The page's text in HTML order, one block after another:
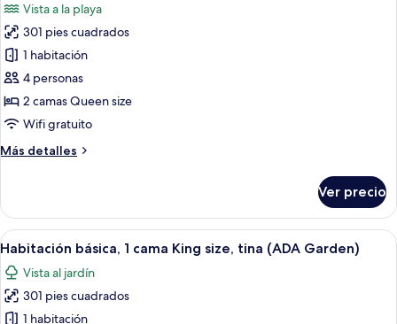
Garden,
with
Shower)
fotos
de
Habitación
básica,
2
camas
size,
Bay
Front)
Vista a la playa
301 pies cuadrados
1 habitación
4 personas
2 camas Queen size
Wifi gratuito
Más detalles
Más
básica,
camas
Queen
size,
tina
(ADA
Ver precio
Abrir
todas
las
fotos
Habitación de hotel con una cama
6
Habitación básica, 1 cama King size, tina (ADA Garden)
Vista al jardín
301 pies cuadrados
1 habitación